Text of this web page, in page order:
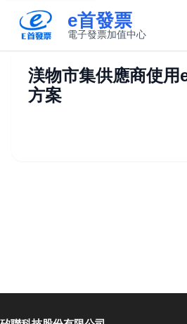
e首發票
電子發票加值中心
渼物市集供應商使用
方案